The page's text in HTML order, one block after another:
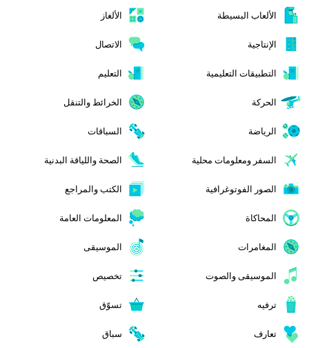
الألعاب البسيطة الألغاز
الإنتاجية الاتصال
التطبيقات التعليمية التعليم
الحركة الخرائط والتنقل
الرياضة السباقات
السفر ومعلومات محلية الصحة واللياقة البدنية
الصور الفوتوغرافية الكتب والمراجع
المحاكاة المعلومات العامة
المغامرات الموسيقى
الموسيقى والصوت تخصيص
ترفيه تسوّق
تعارف سباق